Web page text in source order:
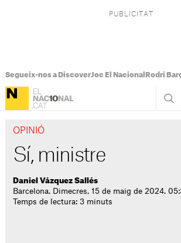
Segueix-nos a DiscoverJoc El Nacional Rodri
OPINIÓ
Sí, ministre
Daniel Vázquez Sallés
Barcelona. Dimecres, 15 de maig de 2024.
Temps de lectura: 3 minuts